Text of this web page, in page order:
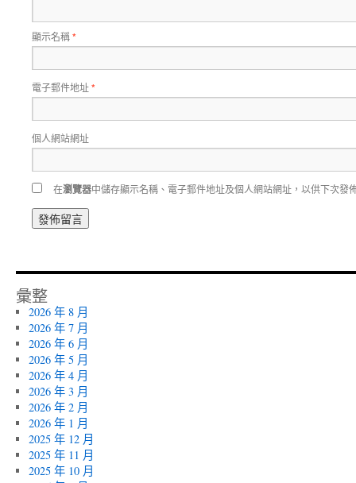
顯示名稱*
電子郵件地址*
個人網站網址
在瀏覽器中儲存顯示名稱、電子郵件地址及個人網站網址，以供下次發
彙整
2026 年 8 月
2026 年 7 月
2026 年 6 月
2026 年 5 月
2026 年 4 月
2026 年 3 月
2026 年 2 月
2026 年 1 月
2025 年 12 月
2025 年 11 月
2025 年 10 月